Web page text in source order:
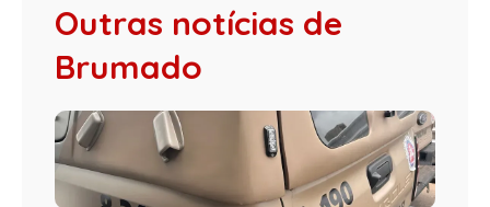
Outras notícias de
Brumado